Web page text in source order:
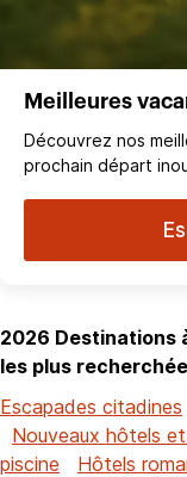
Meilleures
Découvrez nos
prochain départ
2026 Destinations
les plus
Escapades citadines
Nouveaux hôtels
piscine
Hôtels